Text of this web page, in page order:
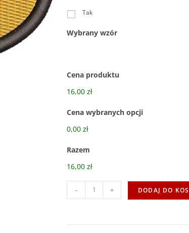
Tak
Wybrany wzór
Cena produktu
16,00 zł
Cena wybranych opcji
0,00 zł
Razem
16,00 zł
- + DODAJ DO